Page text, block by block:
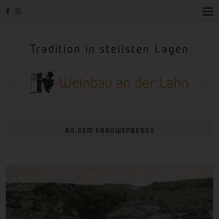
T
Tradition in steilsten Lagen
AN DEM FRAUWENBERGE